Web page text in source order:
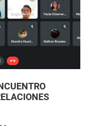
de la carrera de
de la Universidad
re...